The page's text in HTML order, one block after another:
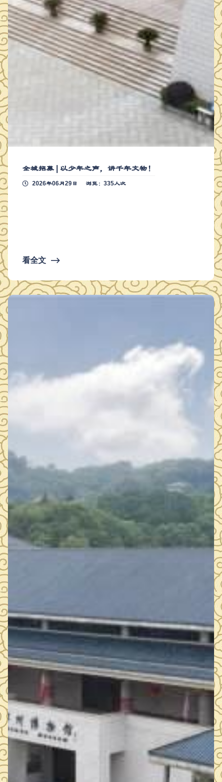
全城招募 | 以少年之声，讲千年文物！
2026年06月29日 浏览：335人次
看全文 ⟶